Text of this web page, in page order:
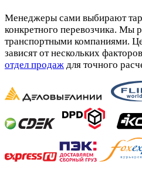
Менеджеры сами выбирают
конкретного перевозчика. Мы
транспортными компаниями.
зависят от нескольких
отдел продаж для точного